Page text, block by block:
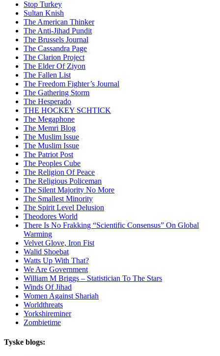
Stop Turkey
Sultan Knish
The American Thinker
The Anti-Jihad Pundit
The Brussels Journal
The Cassandra Page
The Clarion Project
The Elder Of Ziyon
The Fallen List
The Freedom Fighter’s Journal
The Gathering Storm
The Hesperado
THE HOCKEY SCHTICK
The Megaphone
The Memri Blog
The Muslim Issue
The Muslim Issue
The Patriot Post
The Peoples Cube
The Religion Of Peace
The Religious Policeman
The Silent Majority No More
The Smallest Minority
The Spirit Level Delusion
Theodores World
There Is No Frakking “Scientific Consensus” On Global
Warming
Velvet Glove, Iron Fist
Walid Shoebat
Watts Up With That?
We Are Government
William M Briggs – Statistician To The Stars
Winds Of Jihad
Women Against Shariah
Worldthreats
Yorkshireminer
Zombietime
Tyske blogs: